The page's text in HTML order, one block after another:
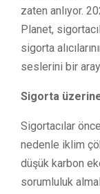
zaten anlıyor.
Planet,
sigorta
seslerini bir
Sigorta
Sigortacılar
nedenle iklim
düşük karbon
sorumluluk